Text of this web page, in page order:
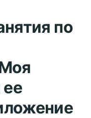
по
ее